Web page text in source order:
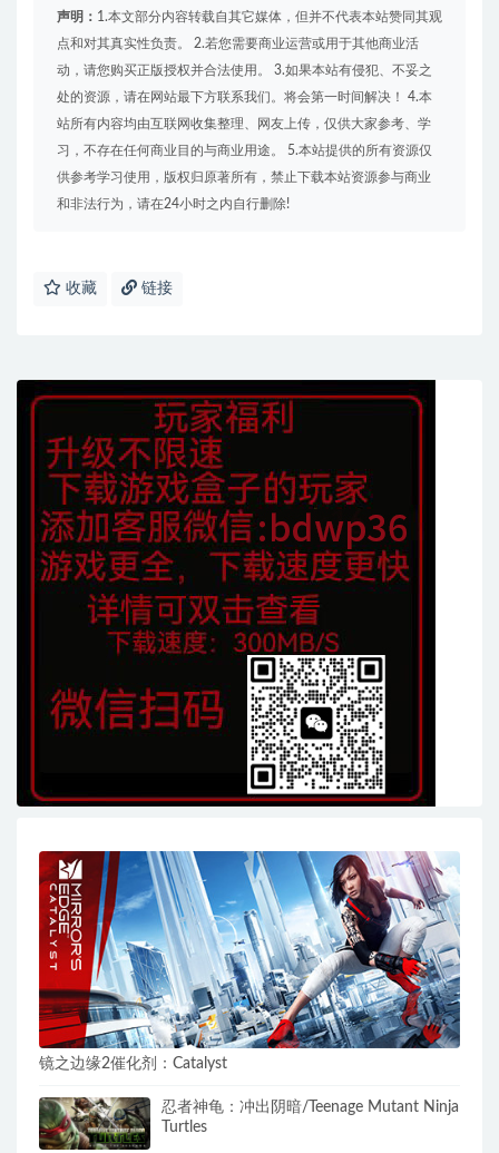
声明： 1.本文部分内容转载自其它媒体，但并不代表本站赞同其观
点和对其真实性负责。 2.若您需要商业运营或用于其他商业活
动，请您购买正版授权并合法使用。 3.如果本站有侵犯、不妥之
处的资源，请在网站最下方联系我们。将会第一时间解决！ 4.本
站所有内容均由互联网收集整理、网友上传，仅供大家参考、学
习，不存在任何商业目的与商业用途。 5.本站提供的所有资源仅
供参考学习使用，版权归原著所有，禁止下载本站资源参与商业
和非法行为，请在24小时之内自行删除!
收藏 链接
镜之边缘2催化剂：Catalyst
忍者神龟：冲出阴暗/Teenage Mutant Ninja
Turtles